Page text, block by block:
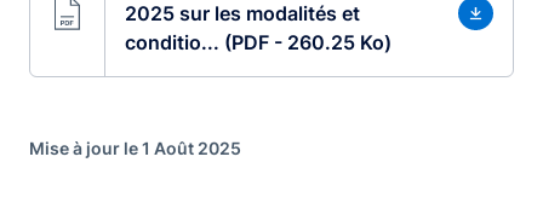
2025 sur les modalités et
conditio... (PDF - 260.25 Ko)
Mise à jour le 1 Août 2025